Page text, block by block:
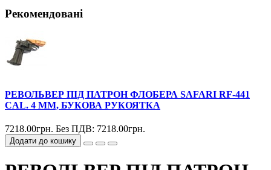
Рекомендовані
РЕВОЛЬВЕР ПІД ПАТРОН ФЛОБЕРА SAFARI RF-441
CAL. 4 ММ, БУКОВА РУКОЯТКА
7218.00грн. Без ПДВ: 7218.00грн.
Додати до кошику